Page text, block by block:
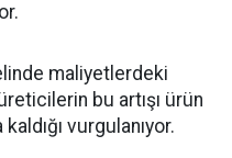
maliyetlerdeki
bu artışı ürün
vurgulanıyor.